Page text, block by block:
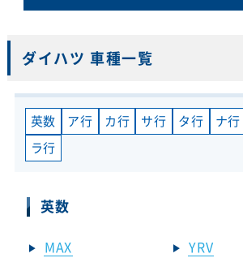
ダイハツ 車種一覧
英数 ア行 カ行 サ行 タ行 ナ行
ラ行
英数
MAX YRV